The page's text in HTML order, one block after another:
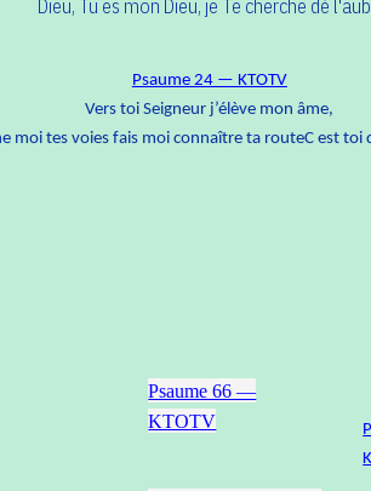
Dieu, Tu es mon Dieu, je Te cherche dè
Psaume 24 — KTOTV
Vers toi Seigneur j’élève mon âme,
moi tes voies fais moi connaître ta routeC est toi
Psaume 66 —
KTOTV